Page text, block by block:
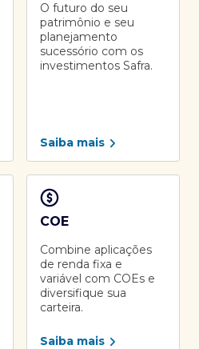
O futuro do seu
patrimônio e seu
planejamento
sucessório com os
investimentos Safra.
Saiba mais
COE
Combine aplicações
de renda fixa e
variável com COEs e
diversifique sua
carteira.
Saiba mais